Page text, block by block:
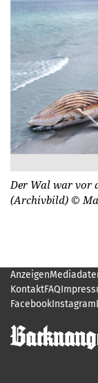
Der Wal war vor
(Archivbild) ©
Anzeigen
KontaktFAQ
FacebookInstagram